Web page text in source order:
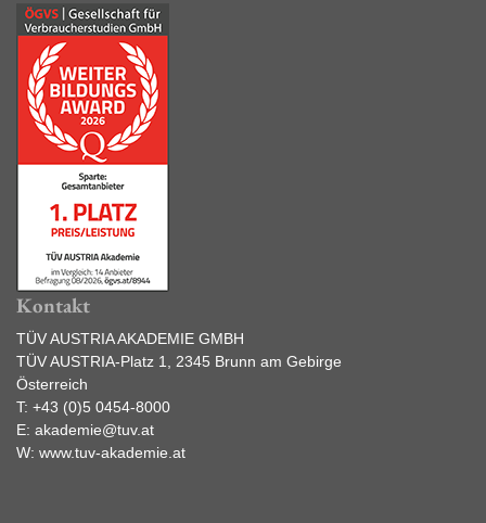
Kontakt
TÜV AUSTRIA AKADEMIE GMBH
TÜV AUSTRIA-Platz 1, 2345 Brunn am Gebirge
Österreich
T: +43 (0)5 0454-8000
E: akademie@tuv.at
W: www.tuv-akademie.at